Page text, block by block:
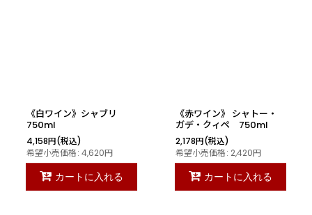
《白ワイン》シャブリ
750ml
4,158円(税込)
希望小売価格: 4,620円
カートに入れる
《赤ワイン》 シャトー・
ガデ・クィペ 750ml
2,178円(税込)
希望小売価格: 2,420円
カートに入れる